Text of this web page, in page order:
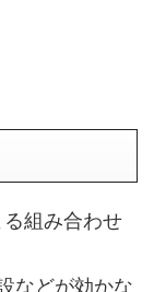
組み合わせ
などが効かな